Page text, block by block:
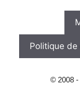
Politique
© 2008 -